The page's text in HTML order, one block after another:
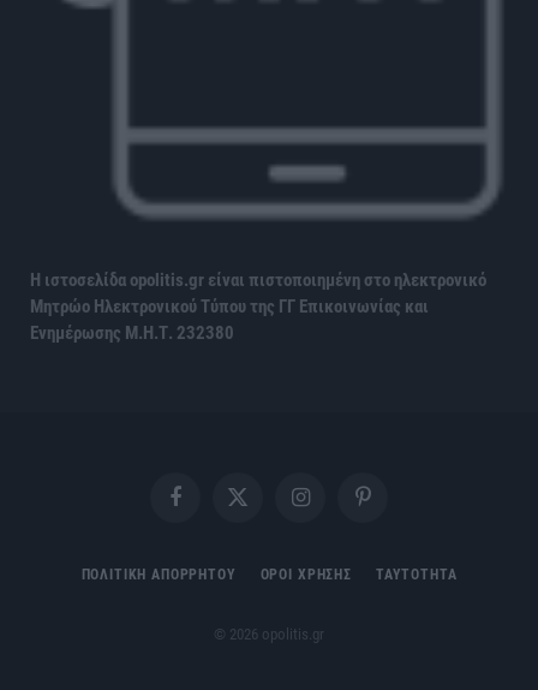
Η ιστοσελίδα opolitis.gr είναι πιστοποιημένη στο ηλεκτρονικό
Μητρώο Ηλεκτρονικού Τύπου της ΓΓ Επικοινωνίας και
Ενημέρωσης Μ.Η.Τ. 232380
FacebookX
InstagramPinterest
ΠΟΛΙΤΙΚΗ ΑΠΟΡΡΗΤΟΥ ΟΡΟΙ ΧΡΗΣΗΣ ΤΑΥΤΟΤΗΤΑ
© 2026 opolitis.gr